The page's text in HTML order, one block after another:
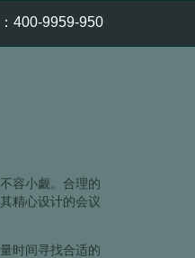
400-9959-950
容小觑。合理的
精心设计的会议
时间寻找合适的